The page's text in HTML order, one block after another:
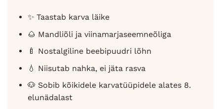
✨ Taastab karva läike
🌰 Mandliõli ja viinamarjaseemneõliga
🍼 Nostalgiline beebipuudri lõhn
💧 Niisutab nahka, ei jäta rasva
🐶 Sobib kõikidele karvatüüpidele alates 8.
elunädalast